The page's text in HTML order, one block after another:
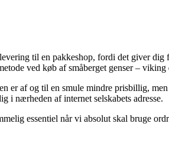
til en pakkeshop, fordi det giver
ved køb af småberget genser –
er af og til en smule mindre prisbillig,
i nærheden af internet selskabets adresse.
essentiel når vi absolut skal bruge